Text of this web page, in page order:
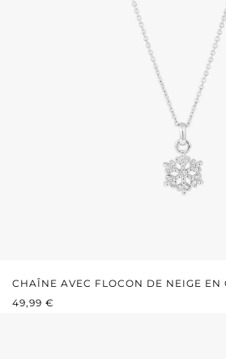
CHAÎNE AVEC FLOCON DE NEIGE EN
PRIX RÉGULIER :
49,99 €